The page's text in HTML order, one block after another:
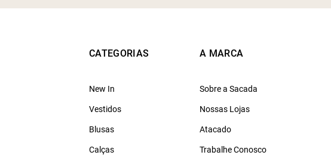
CATEGORIAS
New In
Vestidos
Blusas
Calças
A MARCA
Sobre a Sacada
Nossas Lojas
Atacado
Trabalhe Conosco